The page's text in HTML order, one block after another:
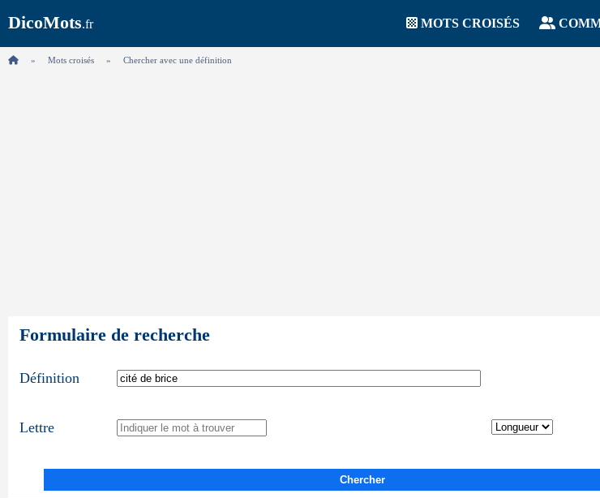
DicoMots.fr MOTS CROISÉS
Mots croisés Chercher avec une définition
Formulaire de recherche
Définition
Lettre
Chercher